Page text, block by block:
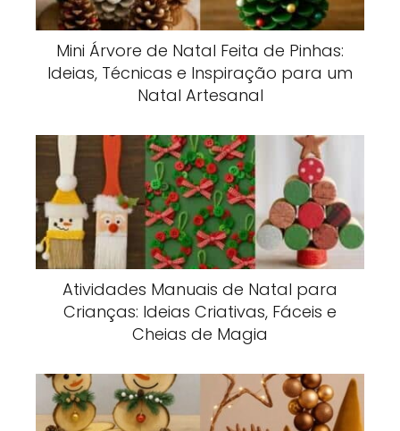
Mini Árvore de Natal Feita de Pinhas:
Ideias, Técnicas e Inspiração para um
Natal Artesanal
Atividades Manuais de Natal para
Crianças: Ideias Criativas, Fáceis e
Cheias de Magia